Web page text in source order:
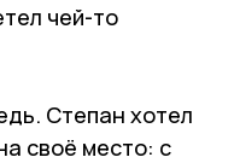
чей-то
Степан хотел
своё место: с